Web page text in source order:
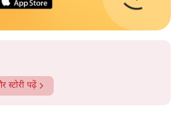
स्टोरी पढ़ें